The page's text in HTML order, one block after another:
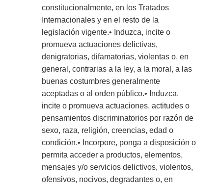
constitucionalmente, en los Tratados
Internacionales y en el resto de la
legislación vigente.• Induzca, incite o
promueva actuaciones delictivas,
denigratorias, difamatorias, violentas o, en
general, contrarias a la ley, a la moral, a las
buenas costumbres generalmente
aceptadas o al orden público.• Induzca,
incite o promueva actuaciones, actitudes o
pensamientos discriminatorios por razón de
sexo, raza, religión, creencias, edad o
condición.• Incorpore, ponga a disposición o
permita acceder a productos, elementos,
mensajes y/o servicios delictivos, violentos,
ofensivos, nocivos, degradantes o, en